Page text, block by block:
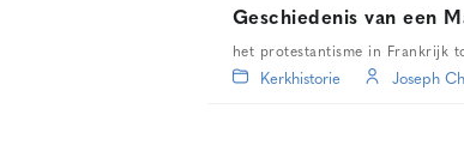
Geschiedenis van een
het protestantisme in Frankrijk
Kerkhistorie Joseph